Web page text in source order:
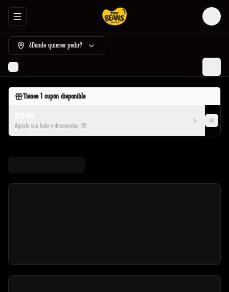
Abrir menu de navegación Login
¿Dónde quieres pedir?
Tienes1 cupón disponible
Agosto con todo y descuentos 😎